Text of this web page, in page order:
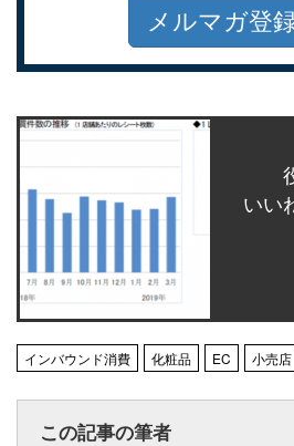
メルマガ登
いい
インバウンド消費 化粧品 EC 小売店
この記事の筆者